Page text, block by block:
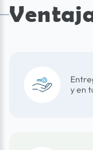
y en